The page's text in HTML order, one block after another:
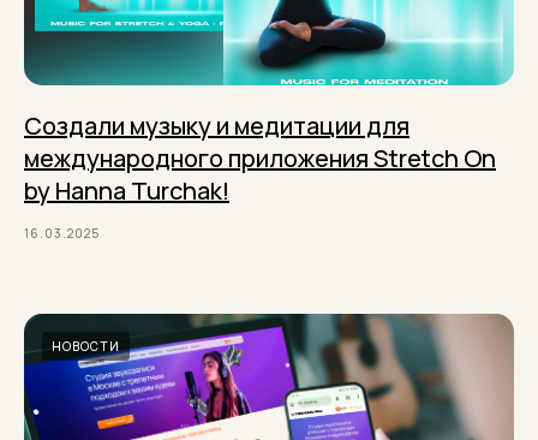
Создали музыку и медитации для
международного приложения Stretch On
by Hanna Turchak!
16.03.2025
НОВОСТИ